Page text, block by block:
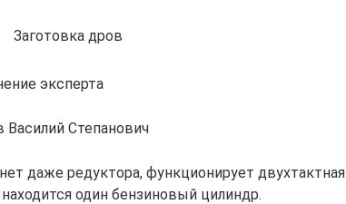
Заготовка дров
эксперта
Василий Степанович
даже редуктора, функционирует двухтактная
один бензиновый цилиндр.